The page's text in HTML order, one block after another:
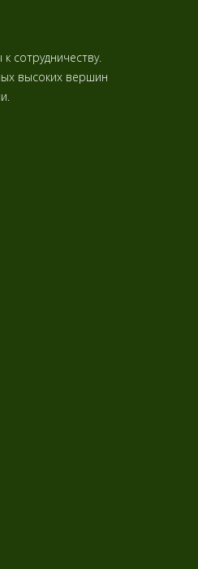
сотрудничеству.
высоких вершин